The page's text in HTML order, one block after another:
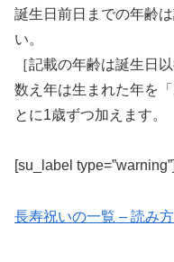
誕生日前日までの年齢
い。
［記載の年齢は誕生日
数え年は生まれた年を
とに1歳ずつ加えます。
[su_label
長寿祝いの一覧 – 読み